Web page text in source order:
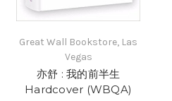
Great Wall Bookstore, Las
Vegas
亦舒 : 我的前半生
Hardcover (WBQA)